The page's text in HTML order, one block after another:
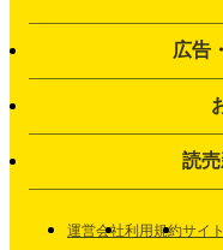
広告
読
運営会社利用規約サイ